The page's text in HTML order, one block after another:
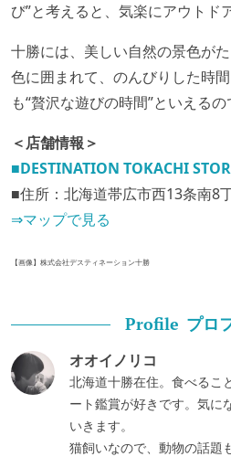
び”と考えると、気楽にアウトド
十勝には、美しい自然の景色が
色に囲まれて、のんびりした時
も“贅沢な遊びの時間”といえるの
⁡＜店舗情報＞
■DESTINATION TOKACHI
⁡■住所：北海道帯広市西13条南8
⇒マップで見る
【画像】株式会社デスティネーション十勝
Profile プロ
オオイノリコ
北海道十勝在住。食べるこ
ート鑑賞が好きです。気に
いきます。
猫飼いなので、動物の話題